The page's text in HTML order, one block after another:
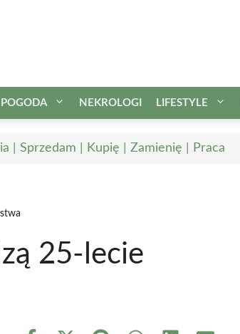
POGODA NEKROLOGI LIFESTYLE
| Sprzedam | Kupię | Zamienię | Praca
25-lecie